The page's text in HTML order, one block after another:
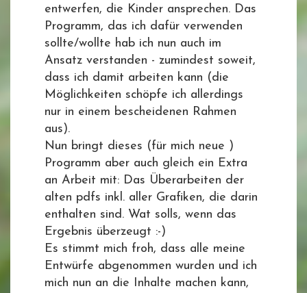
entwerfen, die Kinder ansprechen. Das
Programm, das ich dafür verwenden
sollte/wollte hab ich nun auch im
Ansatz verstanden - zumindest soweit,
dass ich damit arbeiten kann (die
Möglichkeiten schöpfe ich allerdings
nur in einem bescheidenen Rahmen
aus).
Nun bringt dieses (für mich neue )
Programm aber auch gleich ein Extra
an Arbeit mit: Das Überarbeiten der
alten pdfs inkl. aller Grafiken, die darin
enthalten sind. Wat solls, wenn das
Ergebnis überzeugt :-)
Es stimmt mich froh, dass alle meine
Entwürfe abgenommen wurden und ich
mich nun an die Inhalte machen kann,